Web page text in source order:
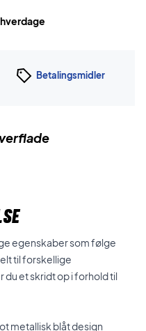
Betalingsmidler
egenskaber som følge
til forskellige
et skridt op i forhold til
metallisk blåt design